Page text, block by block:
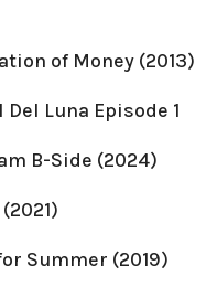
of Money (2013)
Luna Episode 1
B-Side (2024)
Summer (2019)